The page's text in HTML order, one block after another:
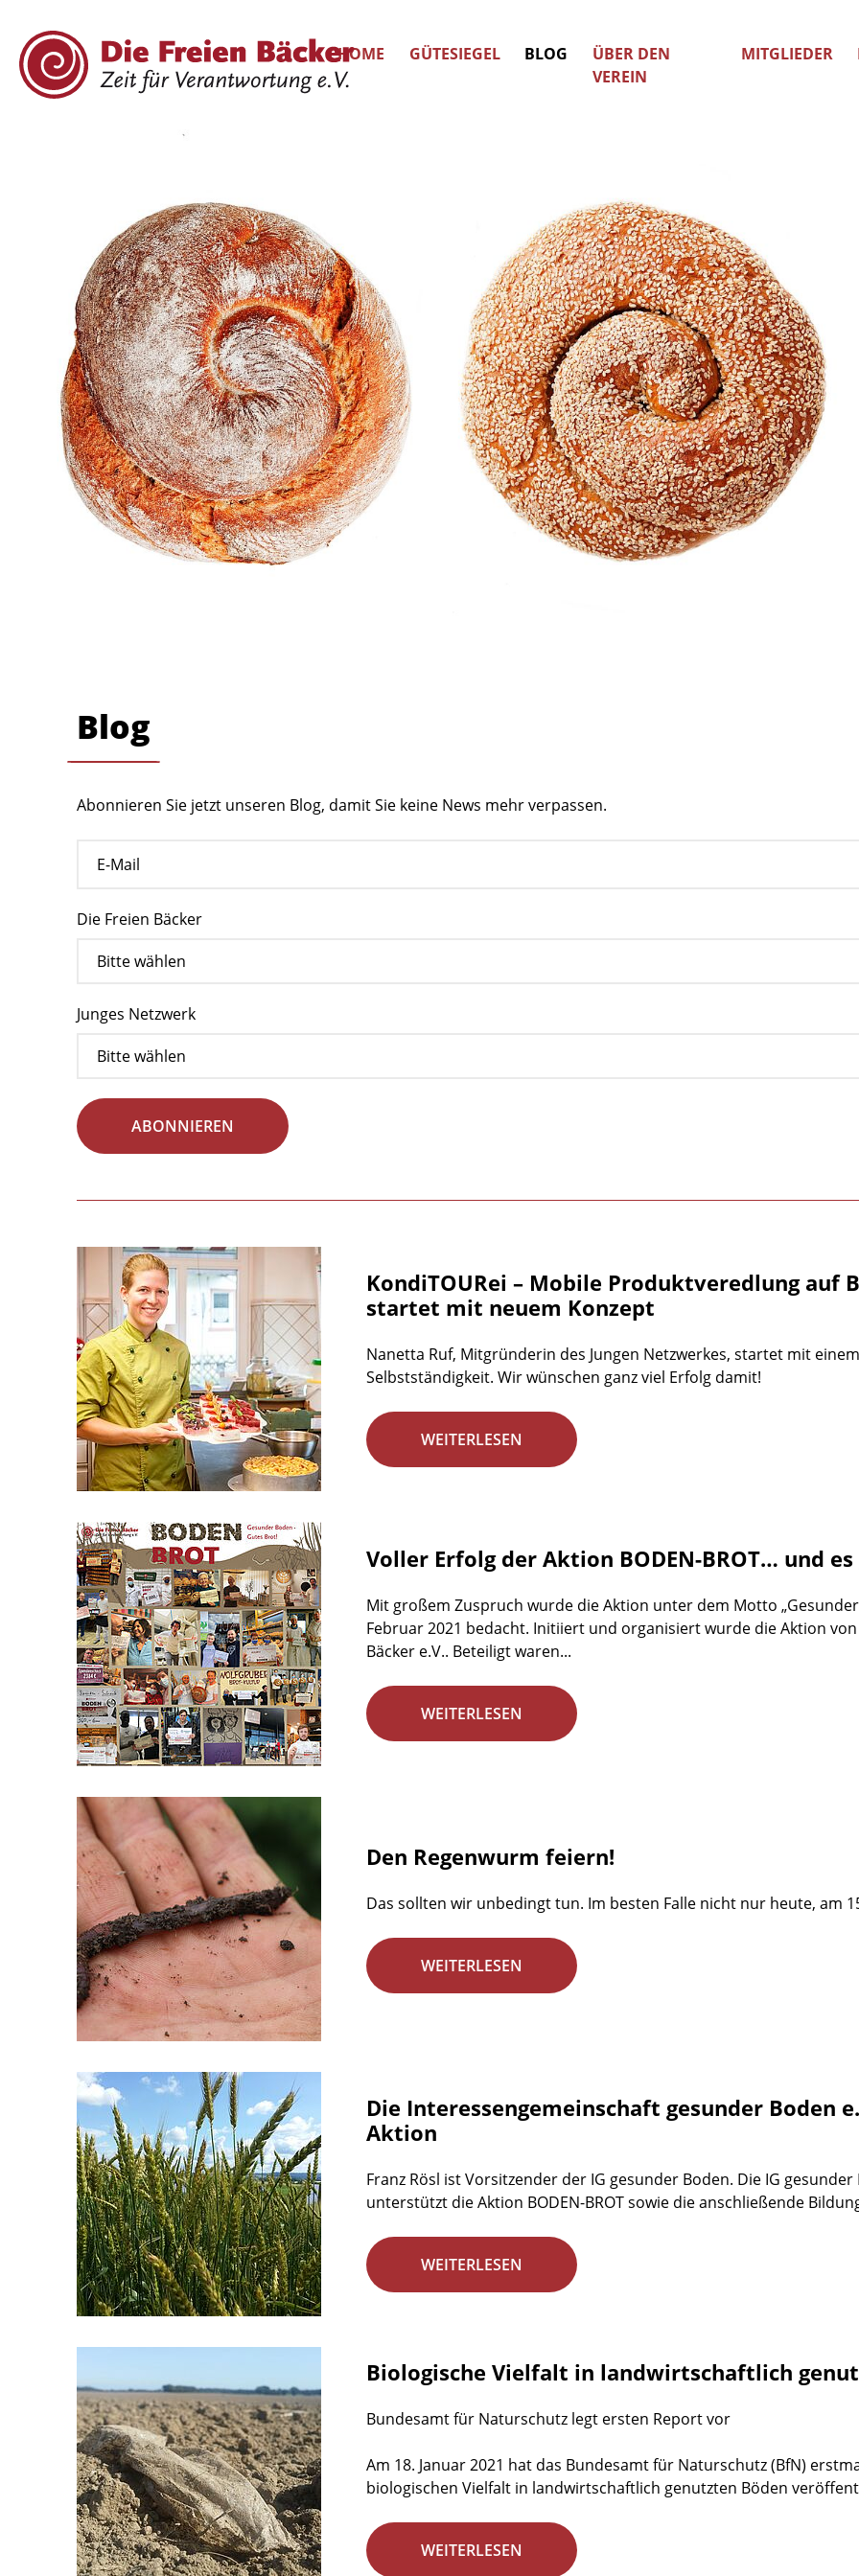
HOME GÜTESIEGEL BLOG
ÜBER DEN
VEREIN
MITGLIEDER
Blog
Abonnieren Sie jetzt unseren Blog, damit Sie keine News mehr verpassen.
Die Freien Bäcker
Junges Netzwerk
ABONNIEREN
KondiTOURei – Mobile Produktveredlung auf
startet mit neuem Konzept
Nanetta Ruf, Mitgründerin des Jungen Netzwerkes, startet mit
Selbstständigkeit. Wir wünschen ganz viel Erfolg damit!
WEITERLESEN
Voller Erfolg der Aktion BODEN-BROT… und
Mit großem Zuspruch wurde die Aktion unter dem Motto
Februar 2021 bedacht. Initiiert und organisiert wurde die Aktion
Bäcker e.V.. Beteiligt waren...
WEITERLESEN
Den Regenwurm feiern!
Das sollten wir unbedingt tun. Im besten Falle nicht nur heute, am
WEITERLESEN
Die Interessengemeinschaft gesunder Boden
Aktion
Franz Rösl ist Vorsitzender der IG gesunder Boden. Die IG
unterstützt die Aktion BODEN-BROT sowie die anschließende
WEITERLESEN
Biologische Vielfalt in landwirtschaftlich
Bundesamt für Naturschutz legt ersten Report vor
Am 18. Januar 2021 hat das Bundesamt für Naturschutz (BfN)
biologischen Vielfalt in landwirtschaftlich genutzten Böden
WEITERLESEN